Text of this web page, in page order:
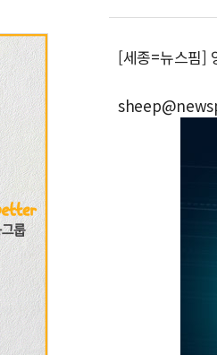
[세종=뉴스핌]